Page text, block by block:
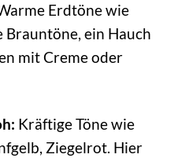
Erdtöne wie
Brauntöne, ein Hauch
mit Creme oder
Kräftige Töne wie
Ziegelrot. Hier